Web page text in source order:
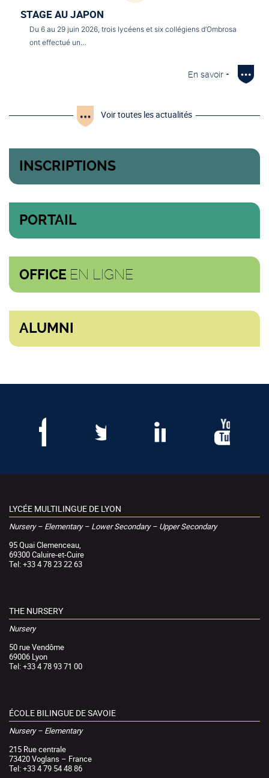
STAGE AU JAPON
Du 6 au 29 juin 2026, trois lycéens et six collégiens d’Ombrosa
ont effectué un…
En savoir +
Voir toutes les actualités
INSCRIPTIONS
PORTAIL
OFFICE EN LIGNE
ALUMNI
LYCÉE MULTILINGUE DE LYON
Nursery – Elementary – Lower Secondary – Upper Secondary
95 Quai Clemenceau,
69300 Caluire-et-Cuire
Tel: +33 4 78 23 22 63
THE NURSERY
Nursery
50 rue Vendôme
69006 Lyon
Tel: +33 4 78 93 71 00
ÉCOLE BILINGUE DE SAVOIE
Nursery – Elementary
215 Rue centrale
73420 Voglans – France
Tel: +33 4 79 54 48 86